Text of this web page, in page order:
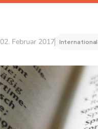
02. Februar 2017